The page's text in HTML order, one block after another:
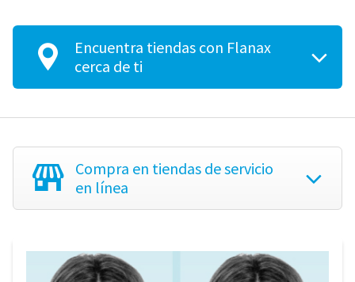
Encuentra tiendas con Flanax
cerca de ti
Compra en tiendas de servicio
en línea